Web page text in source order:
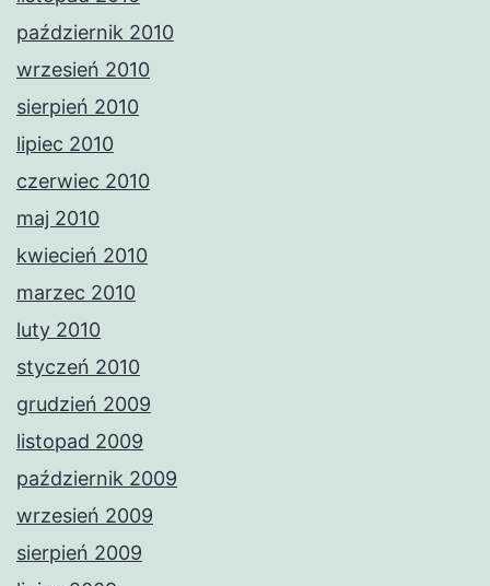
październik 2010
wrzesień 2010
sierpień 2010
lipiec 2010
czerwiec 2010
maj 2010
kwiecień 2010
marzec 2010
luty 2010
styczeń 2010
grudzień 2009
listopad 2009
październik 2009
wrzesień 2009
sierpień 2009